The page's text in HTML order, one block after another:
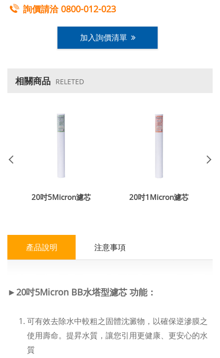
詢價請洽 0800-012-023
加入詢價清單
相關商品 RELETED
20吋5Micron濾芯 20吋1Micron濾芯
產品說明 注意事項
► 20吋5Micron BB水塔型濾芯 功能：
可有效去除水中較粗之固體沈澱物，以確保逆滲膜之
使用壽命。提昇水質，讓您引用更健康、更安心的水
質